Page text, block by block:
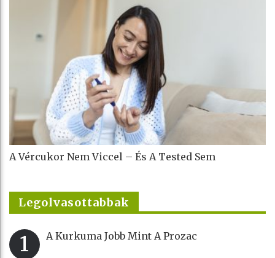
A Vércukor Nem Viccel – És A Tested Sem
Legolvasottabbak
1 A Kurkuma Jobb Mint A Prozac